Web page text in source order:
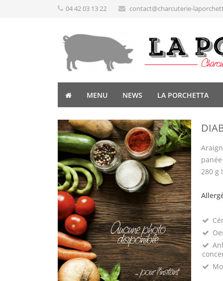
04 42 03 13 22 contact@charcuterie-
MENU NEWS LA PORCHETTA
280 g